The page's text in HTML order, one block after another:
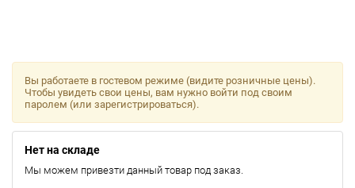
Вы работаете в гостевом режиме (видите розничные цены).
Чтобы увидеть свои цены, вам нужно войти под своим
паролем (или зарегистрироваться).
Нет на складе
Мы можем привезти данный товар под заказ.